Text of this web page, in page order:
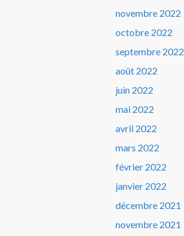
novembre 2022
octobre 2022
septembre 2022
août 2022
juin 2022
mai 2022
avril 2022
mars 2022
février 2022
janvier 2022
décembre 2021
novembre 2021